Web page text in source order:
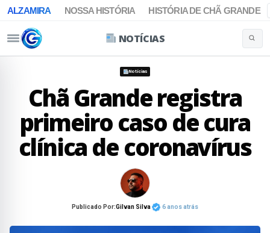
ALZAMIRA NOSSA HISTÓRIA HISTÓRIA DE CHÃ GRANDE
NOTÍCIAS
Notícias
Chã Grande registra
primeiro caso de cura
clínica de coronavírus
Publicado Por:Gilvan Silva 6 anos atrás